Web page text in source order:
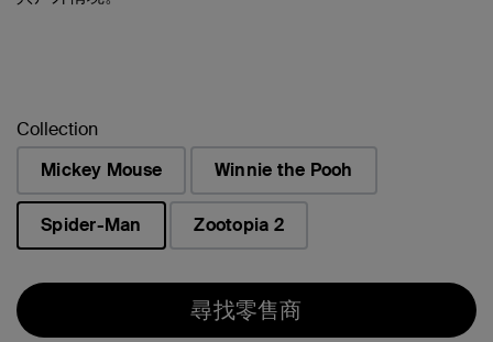
Collection
Mickey Mouse
Winnie the Pooh
Spider-Man
Zootopia 2
尋找零售商